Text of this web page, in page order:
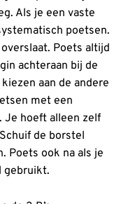
Als je een vaste
poetsen.
Poets altijd
achteraan bij de
aan de andere
met een
hoeft alleen zelf
de borstel
Poets ook na als je
gebruikt.